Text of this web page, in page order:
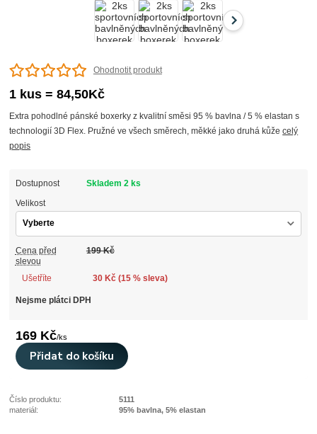
Ohodnotit produkt
1 kus = 84,50Kč
Extra pohodlné pánské boxerky z kvalitní směsi 95 % bavlna / 5 % elastan s
technologií 3D Flex. Pružné ve všech směrech, měkké jako druhá kůžecelý
popis
Dostupnost Skladem 2 ks
Velikost
Cena před
slevou
199 Kč
Ušetříte 30 Kč (15% sleva)
Nejsme plátci DPH
169 Kč/ks
Přidat do košíku
Číslo produktu:
5111
materiál:
95% bavlna, 5% elastan